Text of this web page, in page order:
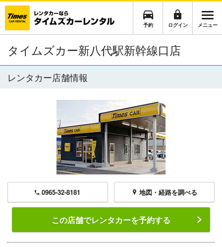
予約 ログイン メニュー
タイムズカー新八代駅新幹線口店
レンタカー店舗情報
0965-32-8181 地図・経路を調べる
この店舗でレンタカーを予約する